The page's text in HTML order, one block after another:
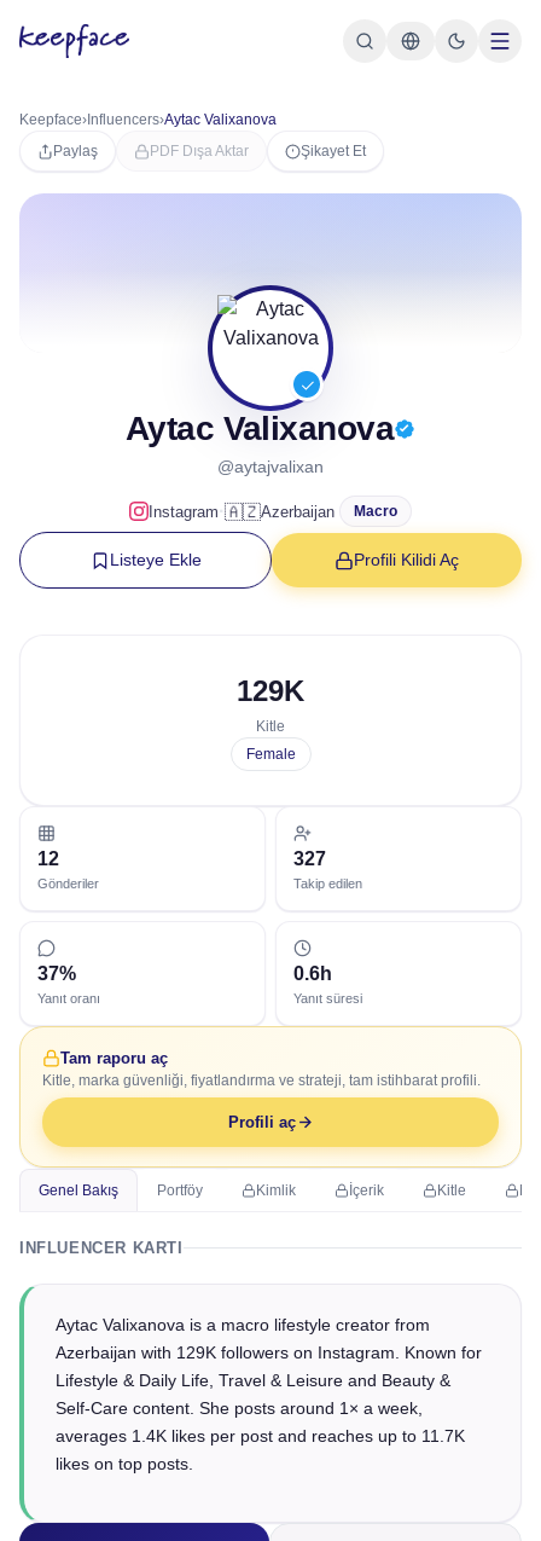
Keepface› Influencers›Aytac Valixanova
Paylaş
PDF Dışa Aktar Şikayet Et
Aytac Valixanova
@aytajvalixan
Instagram·🇦🇿Azerbaijan Macro
Listeye Ekle Profili Kilidi Aç
129K
Kitle
Female
12
Gönderiler
327
Takip edilen
37%
Yanıt oranı
0.6h
Yanıt süresi
Tam raporu aç
Kitle, marka güvenliği, fiyatlandırma ve strateji, tam istihbarat profili.
Profili aç
Genel Bakış Portföy Kimlik İçerik Kitle
INFLUENCER KARTI
Aytac Valixanova is a macro lifestyle creator from
Azerbaijan with 129K followers on Instagram. Known for
Lifestyle & Daily Life, Travel & Leisure and Beauty &
Self-Care content. She posts around 1× a week,
averages 1.4K likes per post and reaches up to 11.7K
likes on top posts.